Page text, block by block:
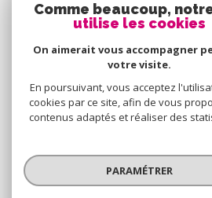
SE CONNECTER
© 2026 | Tous droits
Nos honoraires
Nos
Comme beaucoup,
utilise les cookies
On aimerait vous accompagner
votre visite.
En poursuivant, vous acceptez
cookies par ce site, afin de vous
contenus adaptés et réaliser des
PARAMÉTRER